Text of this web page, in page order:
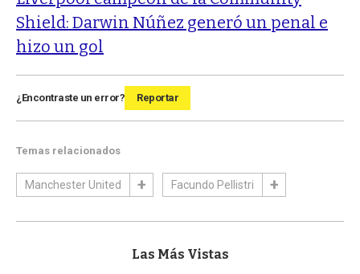
Shield: Darwin Núñez generó un penal e
hizo un gol
¿Encontraste un error? Reportar
Temas relacionados
Manchester United Facundo Pellistri
Las Más Vistas